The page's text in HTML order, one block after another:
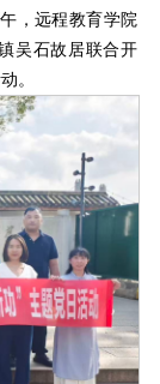
，远程教育学院
吴石故居联合开
。